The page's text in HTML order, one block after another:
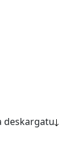
deskargatu